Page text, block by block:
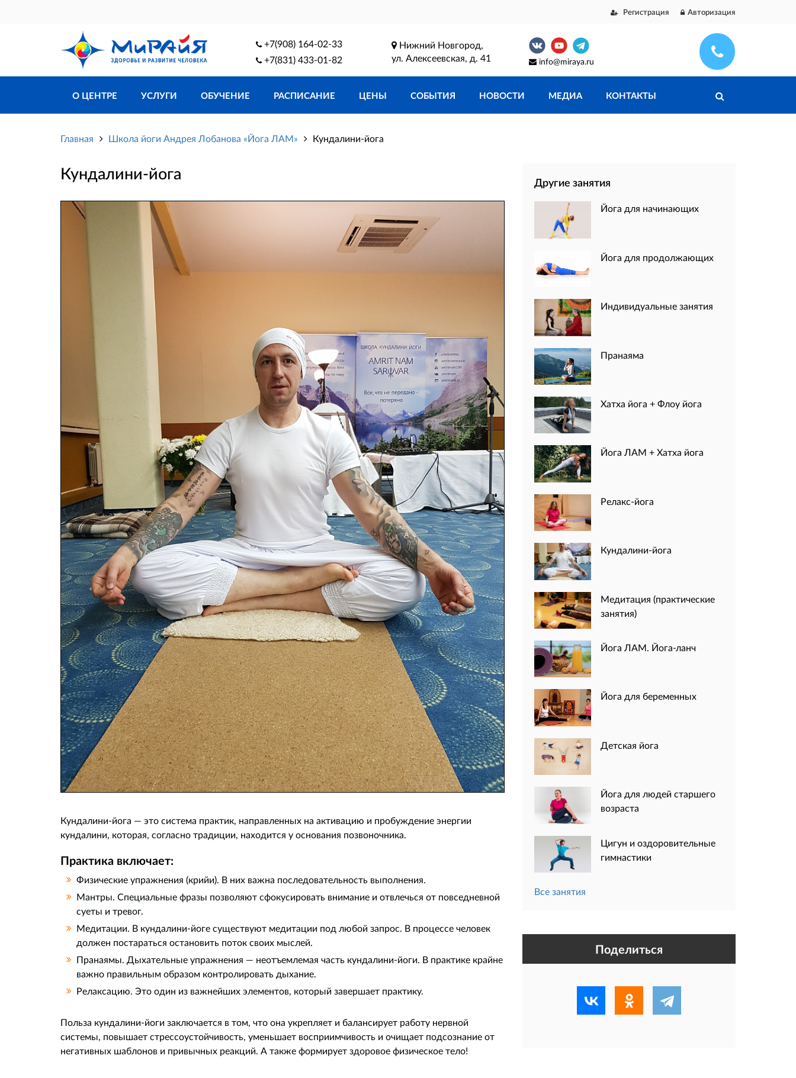
Регистрация Авторизация
+7(908) 164-02-33
+7(831) 433-01-82
Нижний Новгород,
ул. Алексеевская, д. 41
info@miraya.ru
О ЦЕНТРЕ УСЛУГИ ОБУЧЕНИЕ РАСПИСАНИЕ ЦЕНЫ СОБЫТИЯ НОВОСТИ МЕДИА КОНТАКТЫ
Главная Школа йоги Андрея Лобанова «Йога ЛАМ» Кундалини-йога
Кундалини-йога
Кундалини-йога — это система практик, направленных на активацию и пробуждение энергии
кундалини, которая, согласно традиции, находится у основания позвоночника.
Практика включает:
Физические упражнения (крийи). В них важна последовательность выполнения.
Мантры. Специальные фразы позволяют сфокусировать внимание и отвлечься от повседневной
суеты и тревог.
Медитации. В кундалини-йоге существуют медитации под любой запрос. В процессе человек
должен постараться остановить поток своих мыслей.
Пранаямы. Дыхательные упражнения — неотъемлемая часть кундалини-йоги. В практике крайне
важно правильным образом контролировать дыхание.
Релаксацию. Это один из важнейших элементов, который завершает практику.
Польза кундалини-йоги заключается в том, что она укрепляет и балансирует работу нервной
системы, повышает стрессоустойчивость, уменьшает восприимчивость и очищает подсознание от
негативных шаблонов и привычных реакций. А также формирует здоровое физическое тело!
Другие занятия
Йога для начинающих
Йога для продолжающих
Индивидуальные занятия
Пранаяма
Хатха йога + Флоу йога
Йога ЛАМ + Хатха йога
Релакс-йога
Кундалини-йога
Медитация (практические
занятия)
Йога ЛАМ. Йога-ланч
Йога для беременных
Детская йога
Йога для людей старшего
возраста
Цигун и оздоровительные
гимнастики
Все занятия
Поделиться